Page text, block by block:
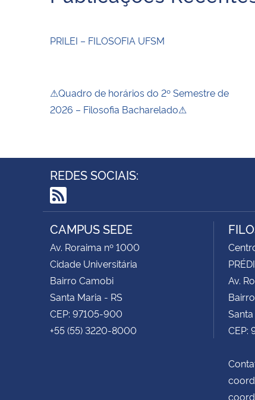
PRILEI – FILOSOFIA UFSM
⚠Quadro de horários do 2º Semestre de
2026 – Filosofia Bacharelado⚠
REDES SOCIAIS:
RSS
CAMPUS SEDE
Av. Roraima nº 1000
Cidade Universitária
Bairro Camobi
Santa Maria - RS
CEP: 97105-900
+55 (55) 3220-8000
Av.
CEP: